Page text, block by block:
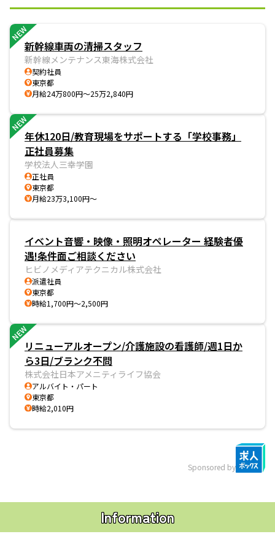
NEW
新幹線車両の清掃スタッフ
新幹線メンテナンス東海株式会社
契約社員
東京都
月給24万800円～25万2,840円
NEW
年休120日/教育現場をサポートする「学校事務」
正社員募集
学校法人三幸学園
正社員
東京都
月給23万3,100円～
イベント音響・映像・照明オペレーター 経験者優
遇!条件面ご相談ください
ヒビノメディアテクニカル株式会社
派遣社員
東京都
時給1,700円～2,500円
NEW
リニューアルオープン/介護施設の看護師/週1日か
ら3日/ブランク不問
株式会社日本アメニティライフ協会
アルバイト・パート
東京都
時給2,010円
Sponsored by
Information